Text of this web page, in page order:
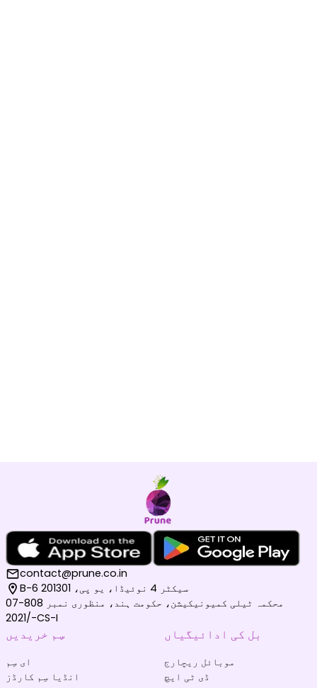
contact@prune.co.in
B-6 سیکٹر 4 نوئیڈا، یو پی، 201301
محکمہ ٹیلی کمیونیکیشن، حکومت ہند، منظوری نمبر 808-07
/2021-CS-I
سِم خریدیں
ای سِم
انڈیا سِم کارڈز
بل کی ادائیگیاں
موبائل ریچارج
ڈی ٹی ایچ